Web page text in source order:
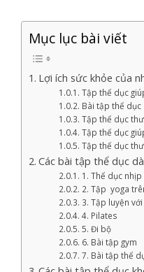
Mục lục bài viết
Lợi ích sức khỏe của
Tập thể dục
Bài tập thể dục
Tập thể dục
Tập thể dục
Tập thể dục
Các bài tập thể dục
1. Thể dục
2. Tập yoga
3. Tập luyện
4. Pilates
5. Đi bộ
6. Bài tập gym
7. Bài tập thể